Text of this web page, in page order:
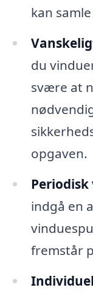
kan
du
svære at
opgaven.
Periodisk
indgå en
fremstår